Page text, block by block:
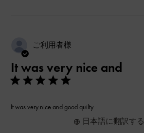
ご利用者様
It was very nice and
It was very nice and good quilty
日本語に翻訳する